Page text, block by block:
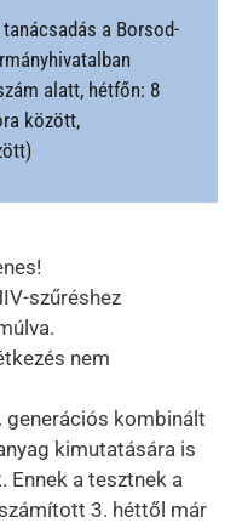
a Borsod-
alatt, hétfőn: 8
között,
szűréshez
nem
kombinált
kimutatására is
Ennek a tesztnek a
3. héttől már